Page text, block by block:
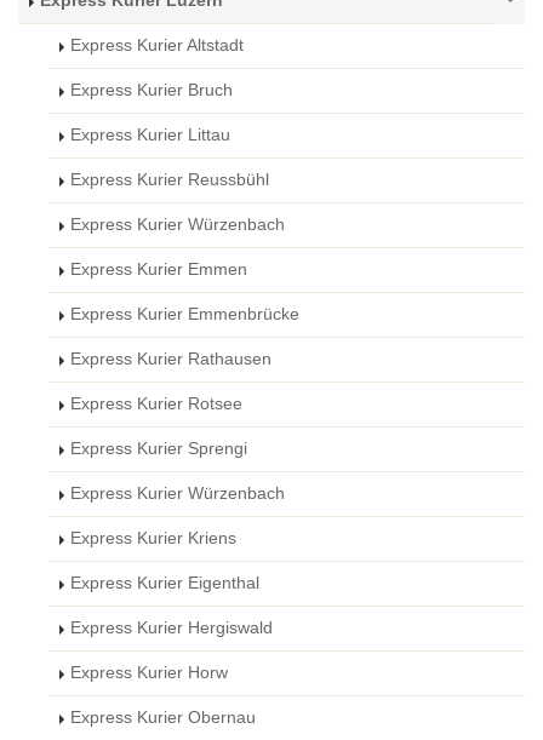
Express Kurier Altstadt
Express Kurier Bruch
Express Kurier Littau
Express Kurier Reussbühl
Express Kurier Würzenbach
Express Kurier Emmen
Express Kurier Emmenbrücke
Express Kurier Rathausen
Express Kurier Rotsee
Express Kurier Sprengi
Express Kurier Würzenbach
Express Kurier Kriens
Express Kurier Eigenthal
Express Kurier Hergiswald
Express Kurier Horw
Express Kurier Obernau